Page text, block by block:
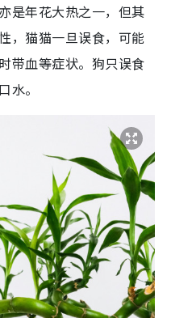
是年花大热之一，但其
，猫猫一旦误食，可能
带血等症状。狗只误食
水。